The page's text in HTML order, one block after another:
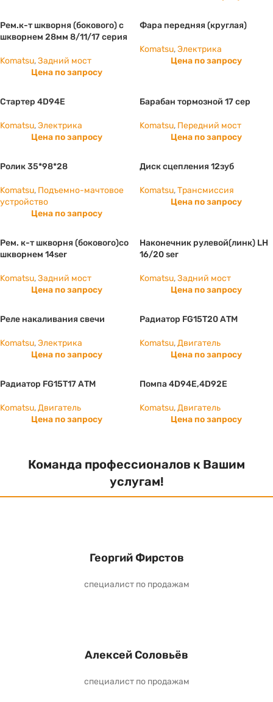
Рем.к-т шкворня (бокового) с
шкворнем 28мм 8/11/17 серия
Komatsu,Задний мост
Цена по запросу
Фара передняя (круглая)
Komatsu,Электрика
Цена по запросу
Стартер 4D94E
Komatsu,Электрика
Цена по запросу
Барабан тормозной 17 сер
Komatsu, Передний мост
Цена по запросу
Ролик 35*98*28
Komatsu, Подъемно-мачтовое
устройство
Цена по запросу
Диск сцепления 12зуб
Komatsu,Трансмиссия
Цена по запросу
Рем. к-т шкворня (бокового)со
шкворнем 14ser
Komatsu,Задний мост
Цена по запросу
Наконечник рулевой(линк) LH
16/20 ser
Komatsu,Задний мост
Цена по запросу
Реле накаливания свечи
Komatsu,Электрика
Цена по запросу
Радиатор FG15T20 АТМ
Komatsu,Двигатель
Цена по запросу
Радиатор FG15T17 АТМ
Komatsu,Двигатель
Цена по запросу
Помпа 4D94E,4D92E
Komatsu,Двигатель
Цена по запросу
Команда профессионалов к Вашим
услугам!
Георгий Фирстов
специалист по продажам
Алексей Соловьёв
специалист по продажам